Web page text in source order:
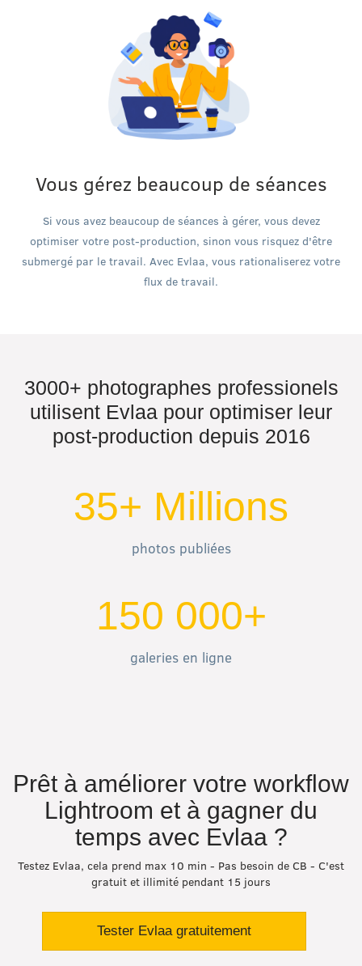
Vous gérez beaucoup de séances
Si vous avez beaucoup de séances à gérer, vous devez
optimiser votre post-production, sinon vous risquez d'être
submergé par le travail. Avec Evlaa, vous rationaliserez votre
flux de travail.
3000+ photographes professionels
utilisent Evlaa pour optimiser leur
post-production depuis 2016
35+ Millions
photos publiées
150 000+
galeries en ligne
Prêt à améliorer votre workflow
Lightroom et à gagner du
temps avec Evlaa ?
Testez Evlaa, cela prend max 10 min - Pas besoin de CB - C'est
gratuit et illimité pendant 15 jours
Tester Evlaa gratuitement